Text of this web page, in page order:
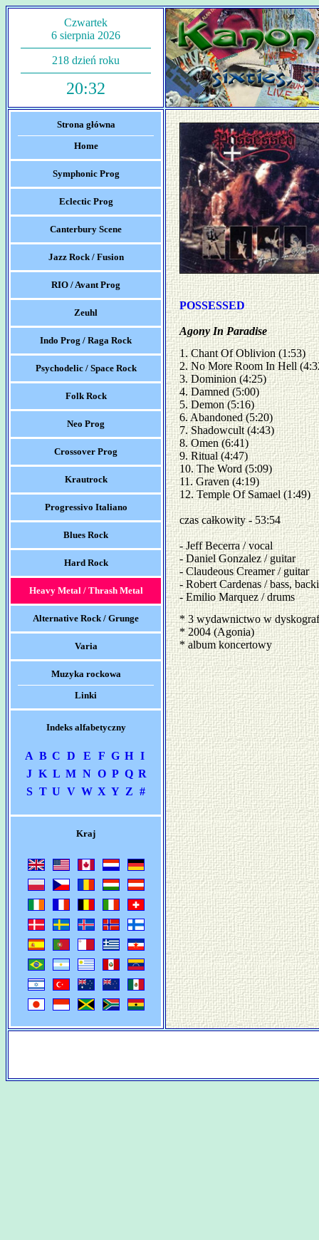
Czwartek
6 sierpnia 2026
218 dzień roku
20:32
Strona główna
Home
Symphonic Prog
Eclectic Prog
Canterbury Scene
Jazz Rock / Fusion
RIO / Avant Prog
Zeuhl
Indo Prog / Raga Rock
Psychodelic / Space Rock
Folk Rock
Neo Prog
Crossover Prog
Krautrock
Progressivo Italiano
Blues Rock
Hard Rock
Heavy Metal / Thrash Metal
Alternative Rock / Grunge
Varia
Muzyka rockowa
Linki
Indeks alfabetyczny
A B C D E F G H I
J K L M N O P Q R
S T U V W X Y Z #
Kraj
POSSESSED
Agony In Paradise
1. Chant Of Oblivion (1:53)
2. No More Room In Hell
3. Dominion (4:25)
4. Damned (5:00)
5. Demon (5:16)
6. Abandoned (5:20)
7. Shadowcult (4:43)
8. Omen (6:41)
9. Ritual (4:47)
10. The Word (5:09)
11. Graven (4:19)
12. Temple Of Samael (1:49)
czas całkowity - 53:54
- Jeff Becerra / vocal
- Daniel Gonzalez / guitar
- Claudeous Creamer / guitar
- Robert Cardenas / bass,
- Emilio Marquez / drums
* 3 wydawnictwo w
* 2004 (Agonia)
* album koncertowy